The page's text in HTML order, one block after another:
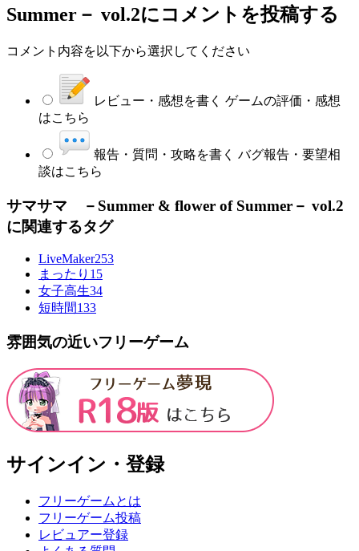
Summer－ vol.2にコメントを投稿する
コメント内容を以下から選択してください
レビュー・感想を書く ゲームの評価・感想
はこちら
報告・質問・攻略を書く バグ報告・要望相
談はこちら
サマサマ －Summer & flower of Summer－ vol.2
に関連するタグ
LiveMaker253
まったり 15
女子高生34
短時間133
雰囲気の近いフリーゲーム
サインイン・登録
フリーゲームとは
フリーゲーム投稿
レビュアー登録